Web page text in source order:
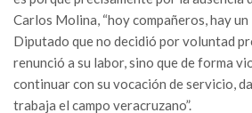
Carlos Molina, “hoy compañeros, hay
Diputado que no decidió por voluntad
renunció a su labor, sino que de forma
continuar con su vocación de servicio,
trabaja el campo veracruzano”.